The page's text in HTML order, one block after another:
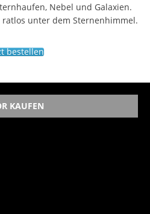
Nebel und Galaxien.
unter dem Sternenhimmel.
bestellen
KAUFEN